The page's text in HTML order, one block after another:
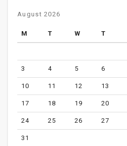
August 2026
M T W T
3 4 5 6
10 11 12 13
17 18 19 20
24 25 26 27
31